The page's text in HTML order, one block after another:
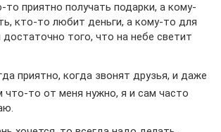
то приятно получать подарки, а кому-
кто-то любит деньги, а кому-то для
того, что на небе светит
приятно, когда звонят друзья, и даже
что-то от меня нужно, я и сам часто